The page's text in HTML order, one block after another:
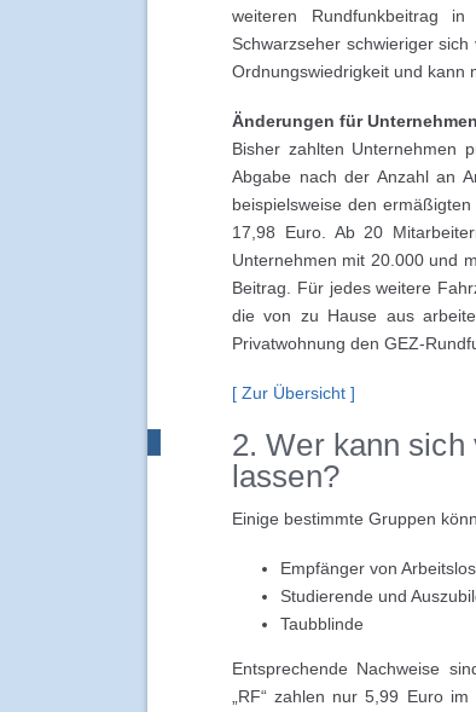
weiteren Rundfunkbeitrag
Schwarzseher schwieriger
Ordnungswiedrigkeit und kann
Änderungen für
Bisher zahlten Unternehmen
Abgabe nach der Anzahl an
beispielsweise den
17,98 Euro. Ab 20
Unternehmen mit 20.000 und
Beitrag. Für jedes weitere
die von zu Hause aus
Privatwohnung den GEZ-
[ Zur Übersicht ]
2. Wer kann sich
lassen?
Einige bestimmte Gruppen
Empfänger von
Studierende und
Taubblinde
Entsprechende Nachweise
„RF“ zahlen nur 5,99 Euro